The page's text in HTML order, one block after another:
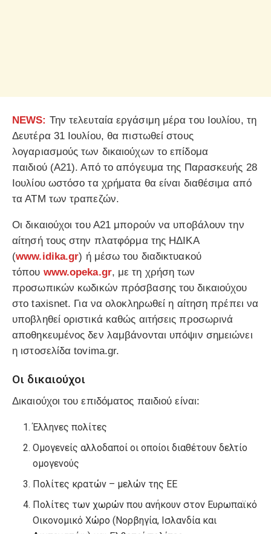
NEWS: Την τελευταία εργάσιμη μέρα του Ιουλίου, τη
Δευτέρα 31 Ιουλίου, θα πιστωθεί στους
λογαριασμούς των δικαιούχων το επίδομα
παιδιού (Α21). Από το απόγευμα της Παρασκευής 28
Ιουλίου ωστόσο τα χρήματα θα είναι διαθέσιμα από
τα ΑΤΜ των τραπεζών.
Οι δικαιούχοι του Α21 μπορούν να υποβάλουν την
αίτησή τους στην πλατφόρμα της ΗΔΙΚΑ
(www.idika.gr) ή μέσω του διαδικτυακού
τόπου www.opeka.gr, με τη χρήση των
προσωπικών κωδικών πρόσβασης του δικαιούχου
στο taxisnet. Για να ολοκληρωθεί η αίτηση πρέπει να
υποβληθεί οριστικά καθώς αιτήσεις προσωρινά
αποθηκευμένος δεν λαμβάνονται υπόψιν σημειώνει
η ιστοσελίδα tovima.gr.
Οι δικαιούχοι
Δικαιούχοι του επιδόματος παιδιού είναι:
Έλληνες πολίτες
Ομογενείς αλλοδαποί οι οποίοι διαθέτουν δελτίο
ομογενούς
Πολίτες κρατών – μελών της ΕΕ
Πολίτες των χωρών που ανήκουν στον Ευρωπαϊκό
Οικονομικό Χώρο (Νορβηγία, Ισλανδία και